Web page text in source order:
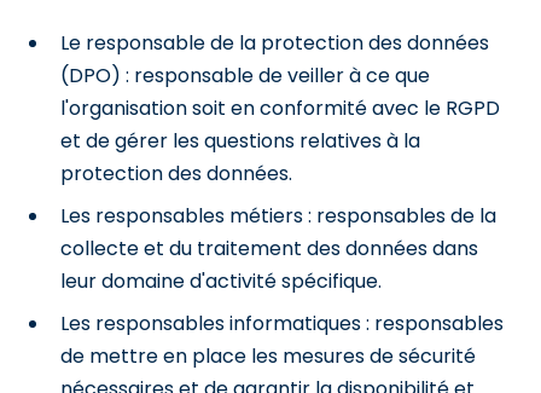
Le responsable de la protection des données
(DPO) : responsable de veiller à ce que
l'organisation soit en conformité avec le RGPD
et de gérer les questions relatives à la
protection des données.
Les responsables métiers : responsables de la
collecte et du traitement des données dans
leur domaine d'activité spécifique.
Les responsables informatiques : responsables
de mettre en place les mesures de sécurité